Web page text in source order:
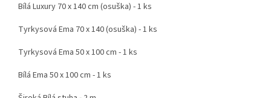
Bílá Luxury 70 x 140 cm (osuška) - 1 ks
Tyrkysová Ema 70 x 140 (osuška) - 1 ks
Tyrkysová Ema 50 x 100 cm - 1 ks
Bílá Ema 50 x 100 cm - 1 ks